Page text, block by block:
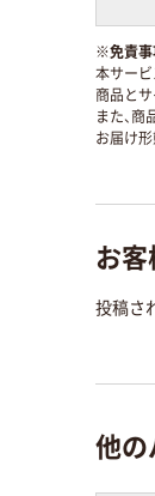
※免責
本サービ
商品と
また、
お届け
お
投稿さ
他